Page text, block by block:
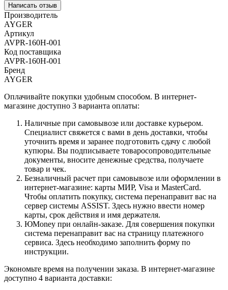
Написать отзыв
Производитель
AYGER
Артикул
AVPR-160H-001
Код поставщика
AVPR-160H-001
Бренд
AYGER
Оплачивайте покупки удобным способом. В интернет-
магазине доступно 3 варианта оплаты:
Наличные при самовывозе или доставке курьером.
Специалист свяжется с вами в день доставки, чтобы
уточнить время и заранее подготовить сдачу с любой
купюры. Вы подписываете товаросопроводительные
документы, вносите денежные средства, получаете
товар и чек.
Безналичный расчет при самовывозе или оформлении в
интернет-магазине: карты МИР, Visa и MasterCard.
Чтобы оплатить покупку, система перенаправит вас на
сервер системы ASSIST. Здесь нужно ввести номер
карты, срок действия и имя держателя.
ЮMoney при онлайн-заказе. Для совершения покупки
система перенаправит вас на страницу платежного
сервиса. Здесь необходимо заполнить форму по
инструкции.
Экономьте время на получении заказа. В интернет-магазине
доступно 4 варианта доставки: